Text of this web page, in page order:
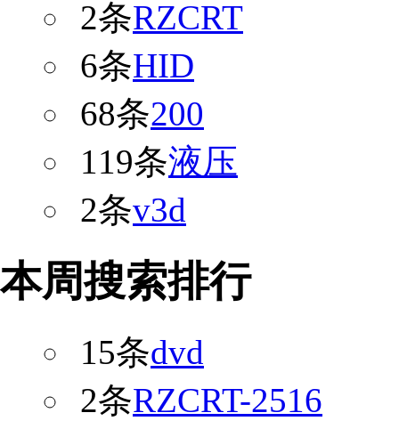
2条RZCRT
6条HID
68条200
119条液压
2条v3d
本周搜索排行
15条dvd
2条RZCRT-2516